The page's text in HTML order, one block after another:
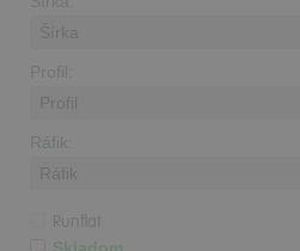
Profil:
Ráfik:
Runflat